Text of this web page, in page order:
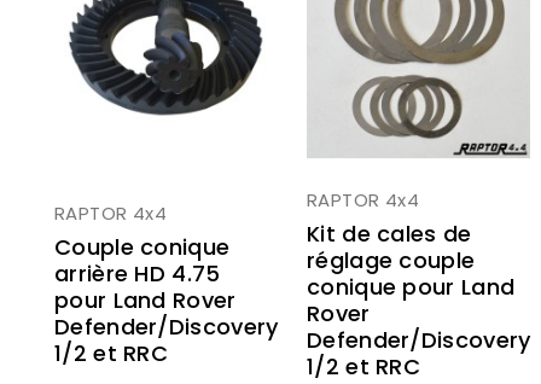
RAPTOR 4x4
Couple conique
arrière HD 4.75
pour Land Rover
Defender/Discovery
1/2 et RRC
RAPTOR 4x4
Kit de cales de
réglage couple
conique pour Land
Rover
Defender/Discovery
1/2 et RRC